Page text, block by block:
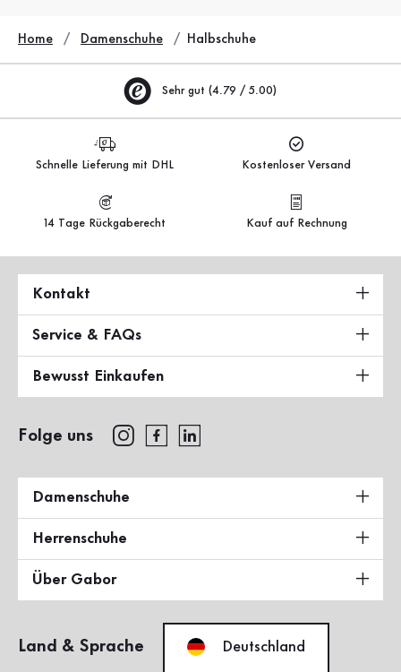
Home Damenschuhe Halbschuhe
Sehr gut (4.79 / 5.00)
Schnelle Lieferung mit DHL Kostenloser Versand
14 Tage Rückgaberecht Kauf auf Rechnung
Kontakt
Service & FAQs
Bewusst Einkaufen
Folge uns
Damenschuhe
Herrenschuhe
Über Gabor
Land & Sprache Deutschland